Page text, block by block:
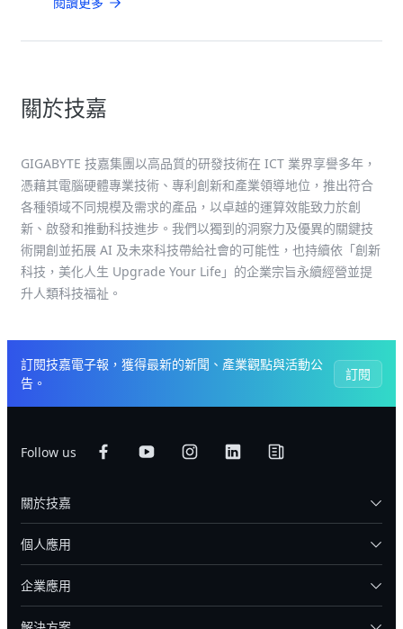
關於技嘉
GIGABYTE 技嘉集團以高品質的研發技術在 ICT 業界享譽多年，
憑藉其電腦硬體專業技術、專利創新和產業領導地位，推出符合
各種領域不同規模及需求的產品，以卓越的運算效能致力於創
新、啟發和推動科技進步。我們以獨到的洞察力及優異的關鍵技
術開創並拓展 AI 及未來科技帶給社會的可能性，也持續依「創新
科技，美化人生 Upgrade Your Life」的企業宗旨永續經營並提
升人類科技福祉。
訂閱技嘉電子報，獲得最新的新聞、產業觀點與活動公
告。
訂閱
Follow us
關於技嘉
個人應用
企業應用